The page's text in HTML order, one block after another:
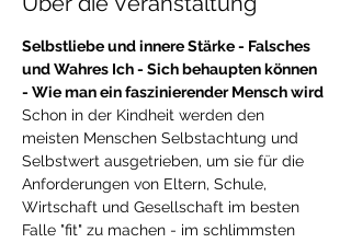
Selbstliebe und innere Stärke - Falsches
und Wahres Ich - Sich behaupten können
- Wie man ein faszinierender Mensch wird
Schon in der Kindheit werden den
meisten Menschen Selbstachtung und
Selbstwert ausgetrieben, um sie für die
Anforderungen von Eltern, Schule,
Wirtschaft und Gesellschaft im besten
Falle "fit" zu machen - im schlimmsten